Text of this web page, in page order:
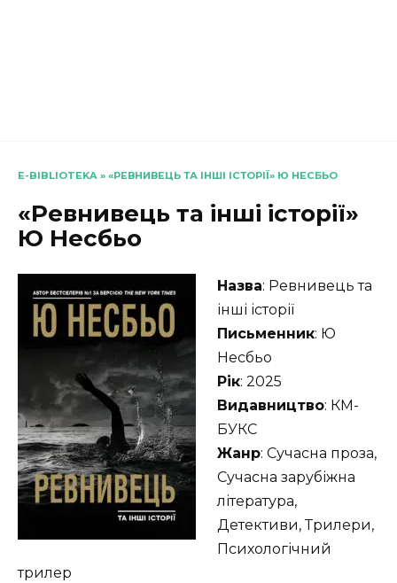
E-BIBLIOTEKA » «РЕВНИВЕЦЬ ТА ІНШІ ІСТОРІЇ» Ю НЕСБЬО
«Ревнивець та інші історії»
Ю Несбьо
Назва: Ревнивець та
інші історії
Письменник: Ю
Несбьо
Рік: 2025
Видавництво: КМ-
БУКС
Жанр: Сучасна проза,
Сучасна зарубіжна
література,
Детективи, Трилери,
Психологічний
трилер